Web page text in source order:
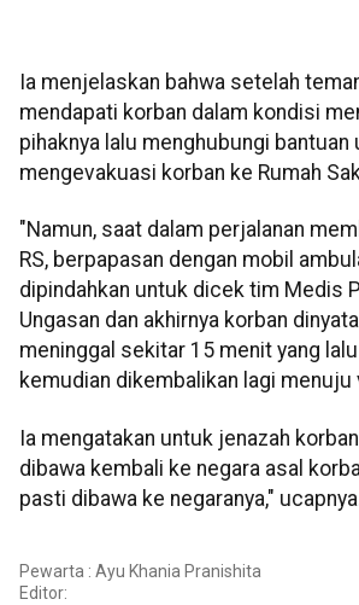
Ia menjelaskan bahwa setelah
mendapati korban dalam kondisi
pihaknya lalu menghubungi bantuan
mengevakuasi korban ke Rumah
"Namun, saat dalam perjalanan
RS, berpapasan dengan mobil
dipindahkan untuk dicek tim Medis
Ungasan dan akhirnya korban
meninggal sekitar 15 menit yang
kemudian dikembalikan lagi menuju
Ia mengatakan untuk jenazah
dibawa kembali ke negara asal
pasti dibawa ke negaranya,"
Pewarta : Ayu Khania Pranishita
Editor: